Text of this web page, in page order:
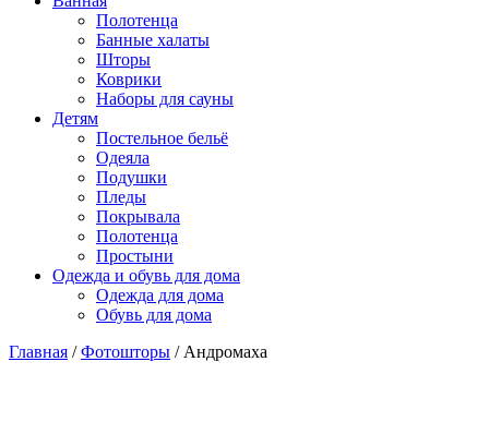
Полотенца
Банные халаты
Шторы
Коврики
Наборы для сауны
Детям
Постельное бельё
Одеяла
Подушки
Пледы
Покрывала
Полотенца
Простыни
Одежда и обувь для дома
Одежда для дома
Обувь для дома
Главная /Фотошторы / Андромаха